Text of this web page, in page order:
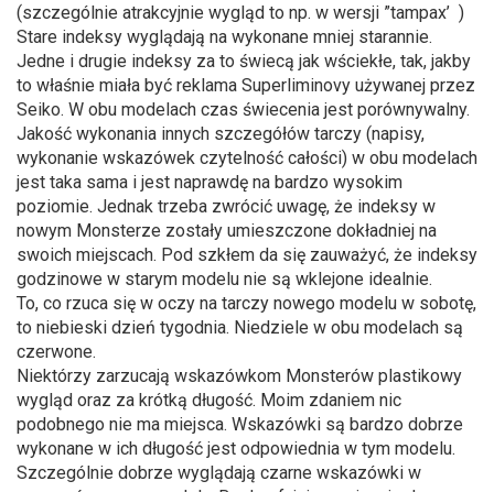
(szczególnie atrakcyjnie wygląd to np. w wersji ”tampax’ )
Stare indeksy wyglądają na wykonane mniej starannie.
Jedne i drugie indeksy za to świecą jak wściekłe, tak, jakby
to właśnie miała być reklama Superliminovy używanej przez
Seiko. W obu modelach czas świecenia jest porównywalny.
Jakość wykonania innych szczegółów tarczy (napisy,
wykonanie wskazówek czytelność całości) w obu modelach
jest taka sama i jest naprawdę na bardzo wysokim
poziomie. Jednak trzeba zwrócić uwagę, że indeksy w
nowym Monsterze zostały umieszczone dokładniej na
swoich miejscach. Pod szkłem da się zauważyć, że indeksy
godzinowe w starym modelu nie są wklejone idealnie.
To, co rzuca się w oczy na tarczy nowego modelu w sobotę,
to niebieski dzień tygodnia. Niedziele w obu modelach są
czerwone.
Niektórzy zarzucają wskazówkom Monsterów plastikowy
wygląd oraz za krótką długość. Moim zdaniem nic
podobnego nie ma miejsca. Wskazówki są bardzo dobrze
wykonane w ich długość jest odpowiednia w tym modelu.
Szczególnie dobrze wyglądają czarne wskazówki w